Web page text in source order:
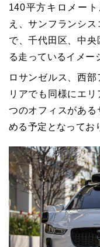
140平方キロメー
え、サンフランシ
で、千代田区、中
る走っているイメー
ロサンゼルス、西部
リアでも同様にエ
つのオフィスがあ
める予定となってお